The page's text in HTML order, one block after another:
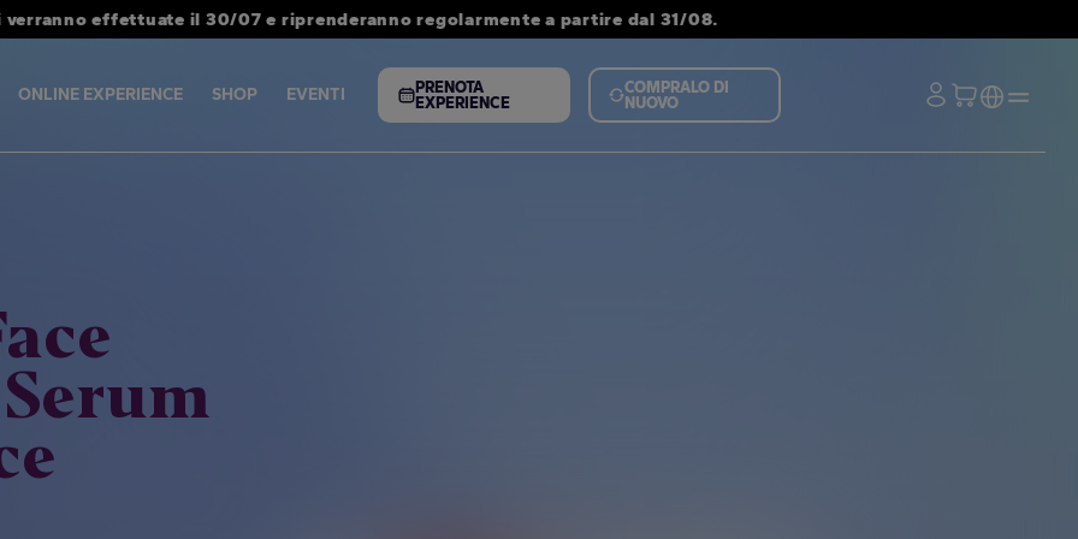
verranno effettuate il 30/07 e riprenderanno regolarmente a partire dal 31/08.
ONLINE EXPERIENCE SHOP EVENTI
PRENOTA
EXPERIENCE
COMPRALO DI
NUOVO